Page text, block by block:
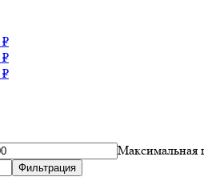
₽
₽
₽
Максимальная
Фильтрация